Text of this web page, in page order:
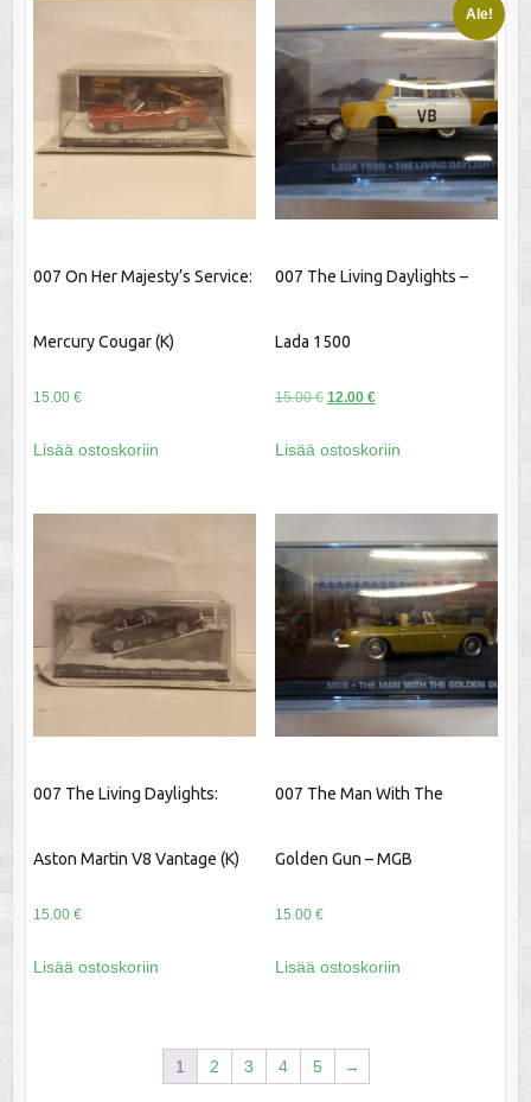
007 On Her Majesty’s Service:
Mercury Cougar (K)
15.00 €
Lisää ostoskoriin
Ale!
007 The Living Daylights –
Lada 1500
15.00€ Alkuperäinen
oli:
12.00 €Nykyinen
on:
Lisää ostoskoriin
007 The Living Daylights:
Aston Martin V8 Vantage (K)
15.00 €
Lisää ostoskoriin
007 The Man With The
Golden Gun – MGB
15.00 €
Lisää ostoskoriin
1 2 3 4 5 →